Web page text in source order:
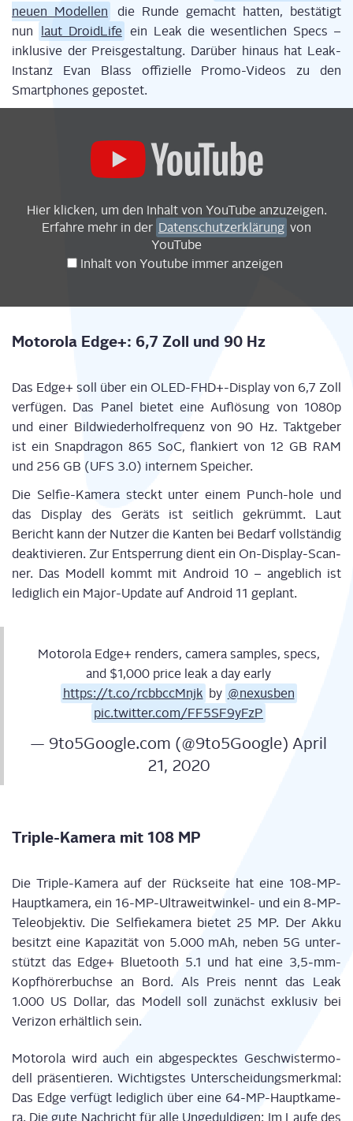
neu­en Model­len
die Run­de gemacht hat­ten, bestä­tigt
nun
laut Dro­id­Life ein Leak die wesent­li­chen Specs –
inklu­si­ve der Preis­ge­stal­tung. Dar­über hin­aus hat Leak-
Instanz Evan Blass offi­zi­el­le Pro­mo-Vide­os zu den
Smart­phones gepostet.
Official
trailer
introduction
2020"
YouTube
Hier kli­cken, um den Inhalt von You­Tube anzuzeigen.
Erfah­re mehr in der Daten­schutz­er­klä­rung von
YouTube
Inhalt von You­tube immer anzeigen
Moto­ro­la Edge+: 6,7 Zoll und 90 Hz
Das Edge+ soll über ein OLED-FHD+-Display von 6,7 Zoll
ver­fü­gen. Das Panel bie­tet eine Auf­lö­sung von 1080p
und einer Bild­wie­der­hol­fre­quenz von 90 Hz. Takt­ge­ber
ist ein Snapd­ra­gon 865 SoC, flan­kiert von 12 GB RAM
und 256 GB (UFS 3.0) inter­nem Speicher.
Die Sel­fie-Kame­ra steckt unter einem Punch-hole und
das Dis­play des Geräts ist seit­lich gekrümmt. Laut
Bericht kann der Nut­zer die Kan­ten bei Bedarf voll­stän­dig
deak­ti­vie­ren. Zur Ent­sper­rung dient ein On-Dis­play-Scan­
ner. Das Modell kommt mit Android 10 – angeb­lich ist
ledig­lich ein Major-Update auf Android 11 geplant.
Moto­ro­la Edge+ ren­ders, came­ra samples, specs,
and $1,000 pri­ce leak a day ear­ly
https://t.co/rcbbccMnjk by @nexusben
pic.twitter.com/FF5SF9yFzP
— 9to5Google.com (@9to5Google) April
21, 2020
Tri­ple-Kame­ra mit 108 MP
Die Tri­ple-Kame­ra auf der Rück­sei­te hat eine 108-MP-
Haupt­ka­me­ra, ein 16-MP-Ultra­weit­win­kel- und ein 8‑MP-
Tele­ob­jek­tiv. Die Sel­fie­ka­me­ra bie­tet 25 MP. Der Akku
besitzt eine Kapa­zi­tät von 5.000 mAh, neben 5G unter­
stützt das Edge+ Blue­tooth 5.1 und hat eine 3,5‑mm-
Kopfhörerbuchse an Bord. Als Preis nennt das Leak
1.000 US Dol­lar, das Modell soll zunächst exklu­siv bei
Veri­zon erhält­lich sein.
Moto­ro­la wird auch ein abge­speck­tes Geschwis­ter­mo­
dell prä­sen­tie­ren. Wich­tigs­tes Unter­schei­dungs­merk­mal:
Das Edge ver­fügt ledig­lich über eine 64-MP-Haupt­ka­me­
ra. Die gute Nach­richt für alle Unge­dul­di­gen: Im Lau­fe des